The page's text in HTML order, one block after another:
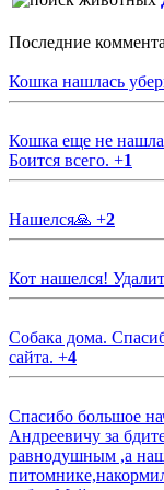
Последние
Кошка нашлась
Кошка еще не
Боится всего. +1
Нашелся🙏 +2
Кот нашелся!
Собака дома.
сайта. +4
Спасибо большое
Андреевичу за
равнодушным ,а